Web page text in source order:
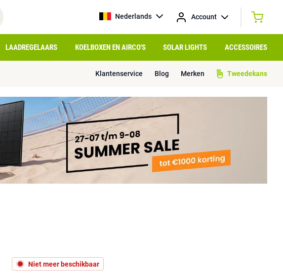
Nederlands Account
LAADREGELAARS KOELBOXEN EN AIRCO'S SOLAR LIGHTS ACCESSOIRES
Klantenservice Blog Merken Tweedekans
Niet meer beschikbaar